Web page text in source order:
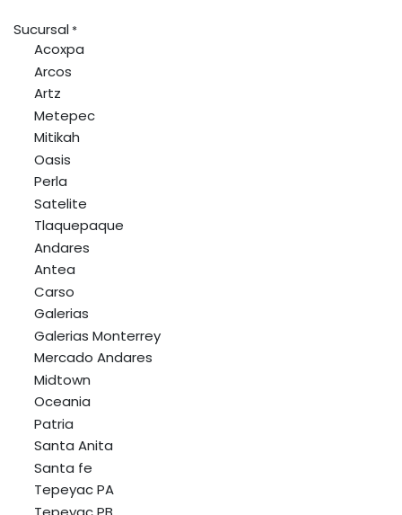
Sucursal *
Acoxpa
Arcos
Artz
Metepec
Mitikah
Oasis
Perla
Satelite
Tlaquepaque
Andares
Antea
Carso
Galerias
Galerias Monterrey
Mercado Andares
Midtown
Oceania
Patria
Santa Anita
Santa fe
Tepeyac PA